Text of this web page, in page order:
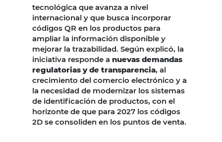
tecnológica que avanza a nivel
internacional y que busca incorporar
códigos QR en los productos para
ampliar la información disponible y
mejorar la trazabilidad. Según explicó, la
iniciativa responde a nuevas demandas
regulatorias y de transparencia, al
crecimiento del comercio electrónico y a
la necesidad de modernizar los sistemas
de identificación de productos, con el
horizonte de que para 2027 los códigos
2D se consoliden en los puntos de venta.